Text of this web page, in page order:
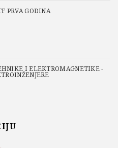
PRVA GODINA
I ELEKTROMAGNETIKE -